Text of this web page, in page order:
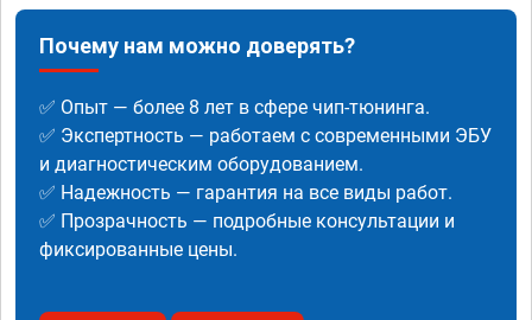
Почему нам можно доверять?
✅ Опыт — более 8 лет в сфере чип-тюнинга.
✅ Экспертность — работаем с современными ЭБУ
и диагностическим оборудованием.
✅ Надежность — гарантия на все виды работ.
✅ Прозрачность — подробные консультации и
фиксированные цены.